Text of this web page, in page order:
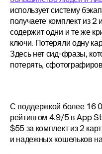
использует систему
получаете комплект из 2
содержит одни и те же
ключи. Потеряли одну
Здесь нет сид-фразы,
потерять,
С поддержкой более 16
рейтингом 4.9/5 в App
$55 за комплект из 2
и надежных кошельков